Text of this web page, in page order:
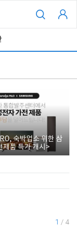
숙박업소 위한 삼
제품 특가 개시>
1 / 4